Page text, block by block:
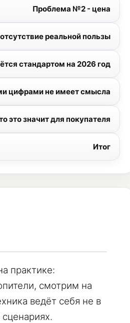
Проблема №2 - цена
реальной пользы
стандартом на 2026 год
цифрами не имеет смысла
это значит для покупателя
Итог
практике:
смотрим на
ведёт себя не в